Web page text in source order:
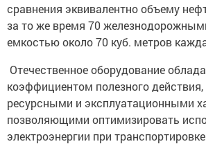
сравнения эквивалентно объему
за то же время 70
емкостью около 70 куб. метров
Отечественное оборудование
коэффициентом полезного
ресурсными и эксплуатационными
позволяющими оптимизировать
электроэнергии при